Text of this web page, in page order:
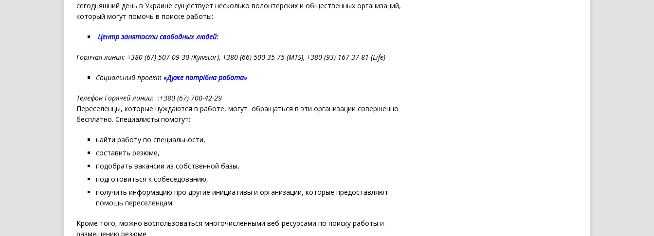
сегодняшний день в Украине существует несколько волонтерских и общественных организаций,
который могут помочь в поиске работы:
Центр занятости свободных людей:
Горячая линия: +380 (67) 507-09-30 (Kyivstar), +380 (66) 500-35-75 (MTS), +380 (93) 167-37-81 (Life)
Социальный проект «Дуже потрібна робота»
Телефон Горячей линии: :+380 (67) 700-42-29
Переселенцы, которые нуждаются в работе, могут обращаться в эти организации совершенно
бесплатно. Специалисты помогут:
найти работу по специальности,
составить резюме,
подобрать вакансии из собственной базы,
подготовиться к собеседованию,
получить информацию про другие инициативы и организации, которые предоставляют
помощь переселенцам.
Кроме того, можно воспользоваться многочисленными веб-ресурсами по поиску работы и
размещению резюме